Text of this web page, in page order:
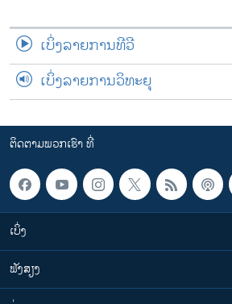
ເບິ່ງລາຍການທີວີ
ເບິ່ງລາຍການວິທະຍຸ
ຕິດຕາມພວກເຮົາ ທີ່
ເບິ່ງ
ຟັງສຽງ